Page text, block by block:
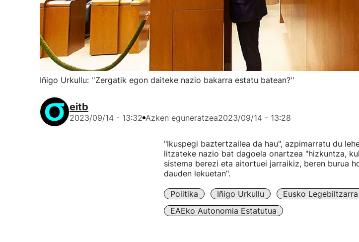
Iñigo Urkullu: ''Zergatik egon daiteke nazio bakarra estatu batean?''
eitb
2023/09/14 - 13:32 Azken eguneratzea2023/09/14 - 13:28
"Ikuspegi baztertzailea da hau", azpimarratu du
litzateke nazio bat dagoela onartzea "hizkuntza,
sistema berezi eta aitortuei jarraikiz, beren burua
dauden lekuetan".
Politika Iñigo Urkullu Eusko Legebiltzarra
EAEko Autonomia Estatutua